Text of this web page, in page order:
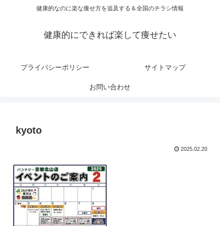
健康的なのに楽な痩せ方を追及する＆全国のチラシ情報
健康的にできれば楽して痩せたい
プライバシーポリシー サイトマップ
お問い合わせ
kyoto
2025.02.20